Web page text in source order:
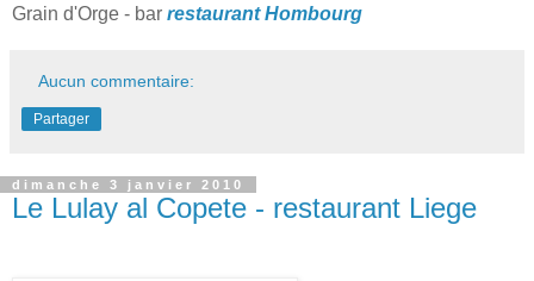
Grain d'Orge - bar restaurant Hombourg
Aucun commentaire:
Partager
dimanche 3 janvier 2010
Le Lulay al Copete - restaurant Liege